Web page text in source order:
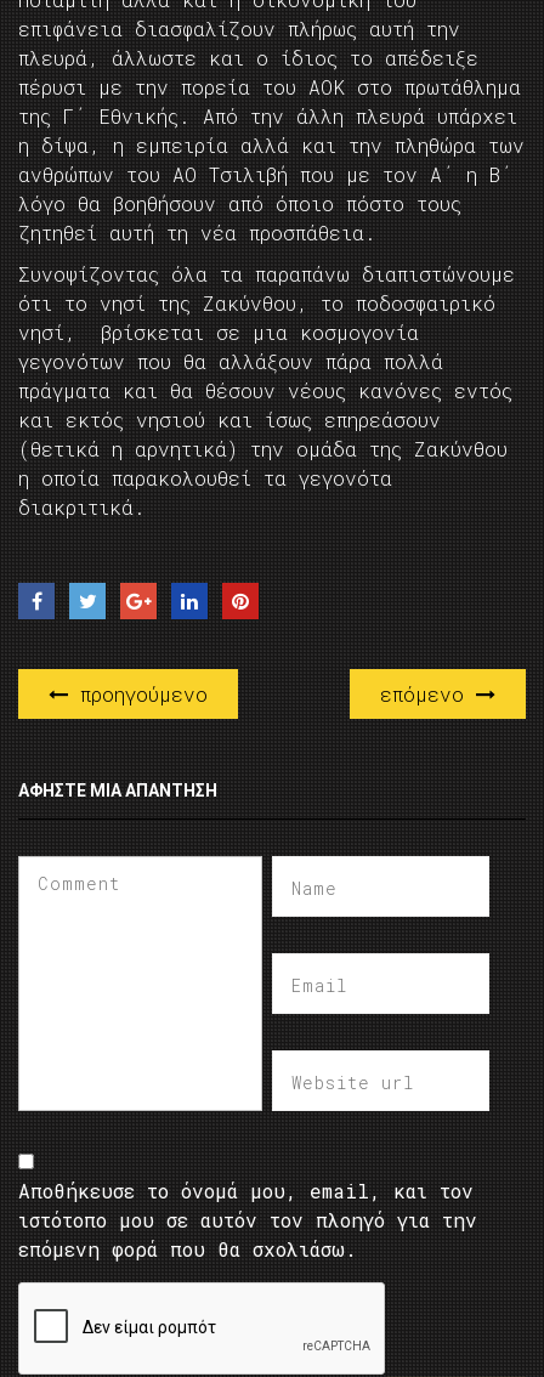
επιφάνεια διασφαλίζουν πλήρως αυτή την
πλευρά, άλλωστε και ο ίδιος το απέδειξε
πέρυσι με την πορεία του ΑΟΚ στο πρωτάθλημα
της Γ΄ Εθνικής. Από την άλλη πλευρά υπάρχει
η δίψα, η εμπειρία αλλά και την πληθώρα των
ανθρώπων του ΑΟ Τσιλιβή που με τον Α΄ η Β΄
λόγο θα βοηθήσουν από όποιο πόστο τους
ζητηθεί αυτή τη νέα προσπάθεια.
Συνοψίζοντας όλα τα παραπάνω διαπιστώνουμε
ότι το νησί της Ζακύνθου, το ποδοσφαιρικό
νησί, βρίσκεται σε μια κοσμογονία
γεγονότων που θα αλλάξουν πάρα πολλά
πράγματα και θα θέσουν νέους κανόνες εντός
και εκτός νησιού και ίσως επηρεάσουν
(θετικά η αρνητικά) την ομάδα της Ζακύνθου
η οποία παρακολουθεί τα γεγονότα
διακριτικά.
προηγούμενο επόμενο
ΑΦΉΣΤΕ ΜΙΑ ΑΠΆΝΤΗΣΗ
Αποθήκευσε το όνομά μου, email, και τον
ιστότοπο μου σε αυτόν τον πλοηγό για την
επόμενη φορά που θα σχολιάσω.